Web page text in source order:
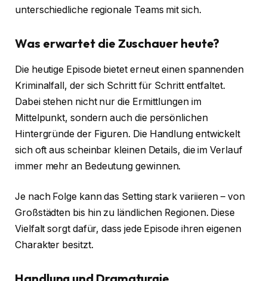
unterschiedliche regionale Teams mit sich.
Was erwartet die Zuschauer heute?
Die heutige Episode bietet erneut einen spannenden
Kriminalfall, der sich Schritt für Schritt entfaltet.
Dabei stehen nicht nur die Ermittlungen im
Mittelpunkt, sondern auch die persönlichen
Hintergründe der Figuren. Die Handlung entwickelt
sich oft aus scheinbar kleinen Details, die im Verlauf
immer mehr an Bedeutung gewinnen.
Je nach Folge kann das Setting stark variieren – von
Großstädten bis hin zu ländlichen Regionen. Diese
Vielfalt sorgt dafür, dass jede Episode ihren eigenen
Charakter besitzt.